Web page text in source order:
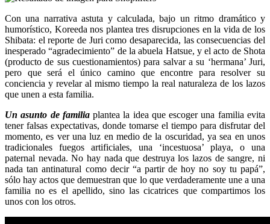
Con una narrativa astuta y calculada, bajo un ritmo dramático y
humorístico, Koreeda nos plantea tres disrupciones en la vida de los
Shibata: el reporte de Juri como desaparecida, las consecuencias del
inesperado “agradecimiento” de la abuela Hatsue, y el acto de Shota
(producto de sus cuestionamientos) para salvar a su ‘hermana’ Juri,
pero que será el único camino que encontre para resolver su
conciencia y revelar al mismo tiempo la real naturaleza de los lazos
que unen a esta familia.
Un asunto de familiaplantea la idea que escoger una familia evita
tener falsas expectativas, donde tomarse el tiempo para disfrutar del
momento, es ver una luz en medio de la oscuridad, ya sea en unos
tradicionales fuegos artificiales, una ‘incestuosa’ playa, o una
paternal nevada. No hay nada que destruya los lazos de sangre, ni
nada tan antinatural como decir “a partir de hoy no soy tu papá”,
sólo hay actos que demuestran que lo que verdaderamente une a una
familia no es el apellido, sino las cicatrices que compartimos los
unos con los otros.